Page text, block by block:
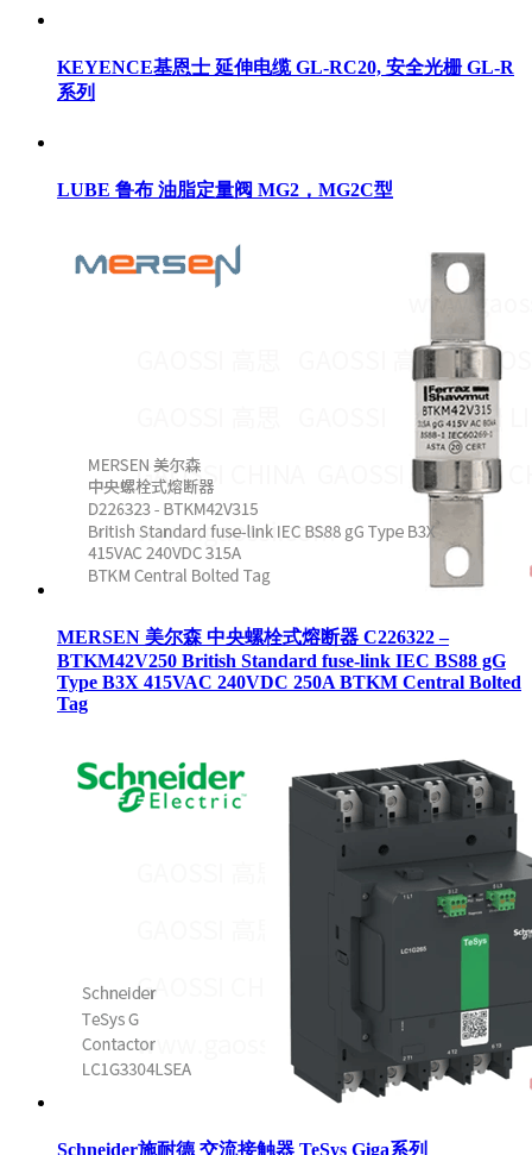
KEYENCE基恩士 延伸电缆 GL-RC20, 安全光栅 GL-R
系列
LUBE 鲁布 油脂定量阀 MG2，MG2C型
MERSEN 美尔森 中央螺栓式熔断器 C226322 –
BTKM42V250 British Standard fuse-link IEC BS88 gG
Type B3X 415VAC 240VDC 250A BTKM Central Bolted
Tag
Schneider施耐德 交流接触器 TeSys Giga系列